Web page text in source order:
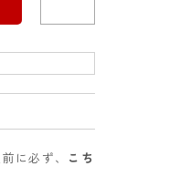
に必ず、 こち